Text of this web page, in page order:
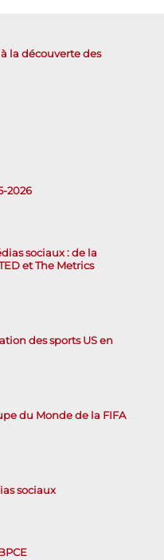
la découverte des
2026
sociaux : de la
et The Metrics
des sports US en
du Monde de la FIFA
sociaux